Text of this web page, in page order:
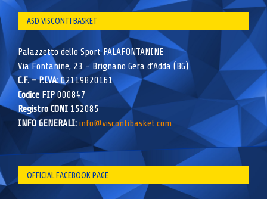
ASD VISCONTI BASKET
Palazzetto dello Sport PALAFONTANINE
Via Fontanine, 23 – Brignano Gera d’Adda (BG)
C.F. – P.IVA:02119820161
Codice FIP000847
Registro CONI 152085
INFO GENERALI: info@viscontibasket.com
OFFICIAL FACEBOOK PAGE